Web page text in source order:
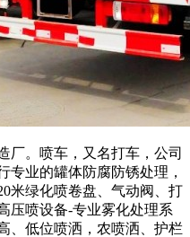
厂。喷车，又名打车，公司
专业的罐体防腐防锈处理，
米绿化喷卷盘、气动阀、打
压喷设备-专业雾化处理系
、低位喷洒，农喷洒、护栏